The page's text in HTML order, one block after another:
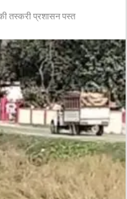
तस्करी प्रशासन पस्त